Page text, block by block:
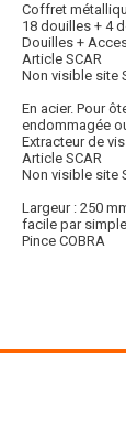
Coffret
18 douilles + 4
Douilles +
Article SCAR
Non visible site
En acier. Pour
endommagée
Extracteur de
Article SCAR
Non visible site
Largeur : 250
facile par
Pince COBRA